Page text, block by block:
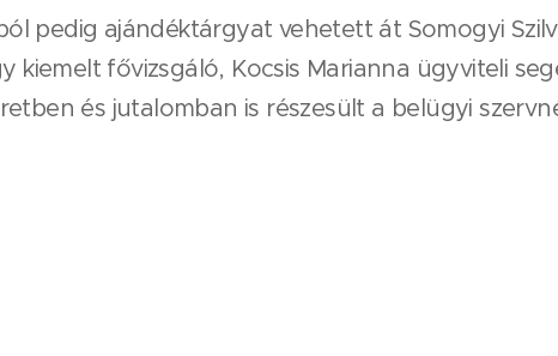
pedig ajándéktárgyat vehetett át Somogyi
kiemelt fővizsgáló, Kocsis Marianna ügyviteli
és jutalomban is részesült a belügyi